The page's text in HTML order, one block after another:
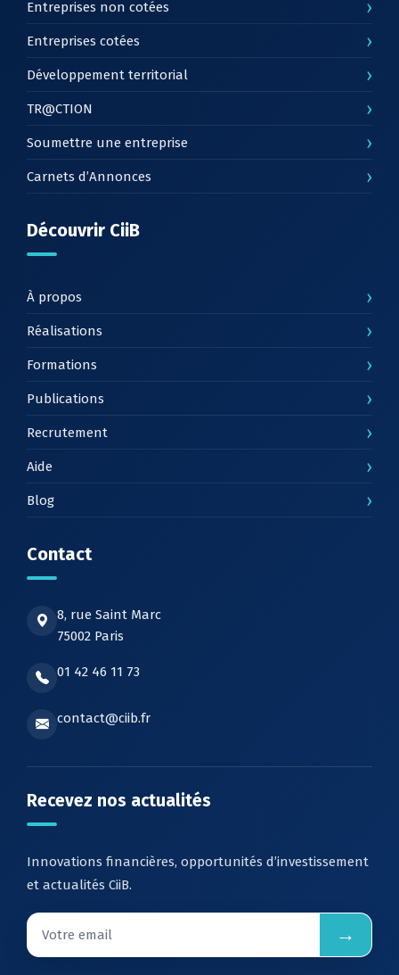
Entreprises non cotées ›
Entreprises cotées ›
Développement territorial ›
TR@CTION ›
Soumettre une entreprise ›
Carnets d’Annonces ›
Découvrir CiiB
À propos ›
Réalisations ›
Formations ›
Publications ›
Recrutement ›
Aide ›
Blog ›
Contact
8, rue Saint Marc
75002 Paris
01 42 46 11 73
contact@ciib.fr
Recevez nos actualités
Innovations financières, opportunités d’investissement
et actualités CiiB.
→